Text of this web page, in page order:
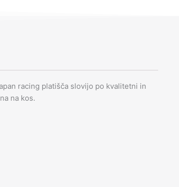
racing platišča slovijo po kvalitetni in
na kos.